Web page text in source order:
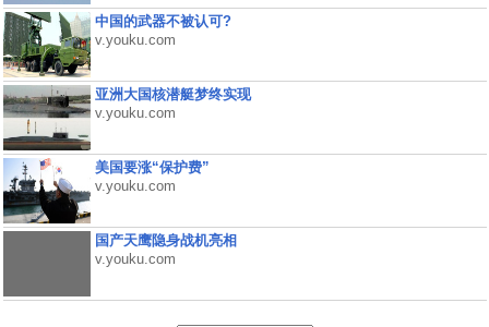
中国的武器不被认可?
v.youku.com
亚洲大国核潜艇梦终实现
v.youku.com
美国要涨“保护费”
v.youku.com
国产天鹰隐身战机亮相
v.youku.com